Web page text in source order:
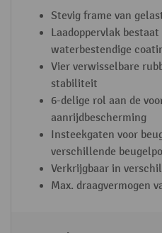
Stevig frame van
Laadoppervlak
waterbestendige
Vier verwisselbare
stabiliteit
6-delige rol aan de
aanrijdbescherming
Insteekgaten voor
verschillende
Verkrijgbaar in
Max. draagvermogen